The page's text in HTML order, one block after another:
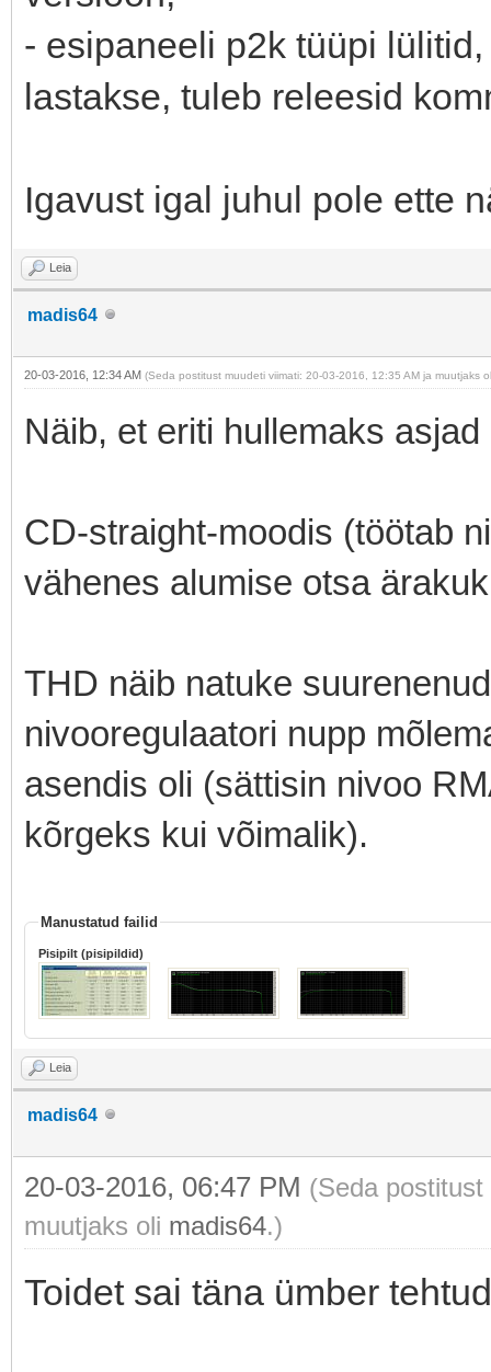
- esipaneeli p2k tüüpi
lastakse, tuleb releesid
Igavust igal juhul pole ette
Leia
madis64
20-03-2016, 12:34 AM (Seda postitust muudeti viimati: 20-03-2016, 12:35 AM ja muutjaks
Näib, et eriti hullemaks
CD-straight-moodis (töötab
vähenes alumise otsa
THD näib natuke
nivooregulaatori nupp
asendis oli (sättisin nivoo
kõrgeks kui võimalik).
Manustatud failid
Pisipilt (pisipildid)
Leia
madis64
20-03-2016, 06:47 PM (Seda
muutjaks oli madis64.)
Toidet sai täna ümber